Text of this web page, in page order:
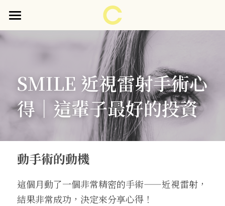
首頁
見證分享
門診時間表
企業＆校園 護眼衛教講座
預約諮詢
SMILE 近視雷射手術心
得｜這輩子最好的投資
動手術的動機
這個月動了一個非常精密的手術——近視雷射，
結果非常成功，決定來分享心得！